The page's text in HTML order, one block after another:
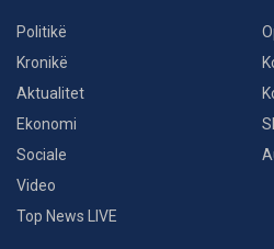
Politikë
Kronikë
Aktualitet
Ekonomi
Sociale
Video
Top News LIVE